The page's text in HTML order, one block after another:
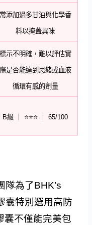
常添加過多甘油與化學香
料以掩蓋異味
標示不明確，難以評估實
際是否能達到思緒或血液
循環有感的劑量
B級 ｜ ⭐⭐⭐ ｜ 65/100
隊為了BHK’s
囊特別選用高防
囊不僅能完美包